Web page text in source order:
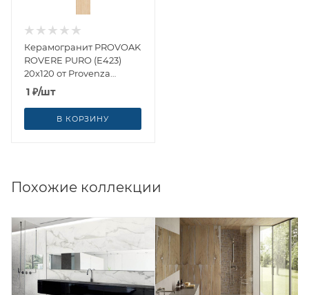
Керамогранит PROVOAK
ROVERE PURO (E423)
20x120 от Provenza
(Италия)
1 ₽/шт
В КОРЗИНУ
Похожие коллекции